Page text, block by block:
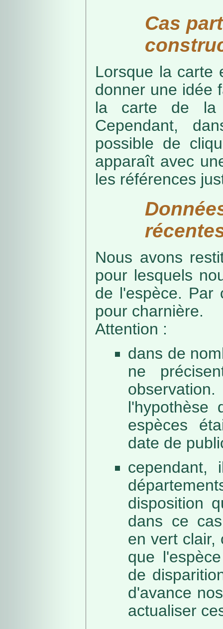
Cas
Lorsque la carte
donner une idée
la carte de la
Cependant,
possible de
apparaît avec
les références
Nous avons
pour lesquels
de l'espèce. Par
pour charnière.
Attention :
dans de
ne
l'hypothèse
espèces
date de
cependant,
disposition
dans ce
en vert clair,
que
de
d'avance
actualiser